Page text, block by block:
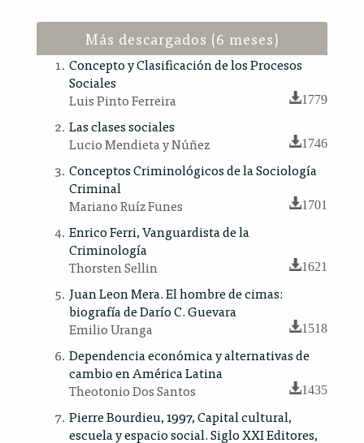
Más descargados (6 meses)
Concepto y Clasificación de los Procesos
Sociales
Luis Pinto Ferreira
1779
Las clases sociales
Lucio Mendieta y Núñez
1746
Conceptos Criminológicos de la Sociología
Criminal
Mariano Ruíz Funes
1701
Enrico Ferri, Vanguardista de la
Criminología
Thorsten Sellin
1621
Juan Leon Mera. El hombre de cimas:
biografía de Darío C. Guevara
Emilio Uranga
1518
Dependencia económica y alternativas de
cambio en América Latina
Theotonio Dos Santos
1435
Pierre Bourdieu, 1997, Capital cultural,
escuela y espacio social. Siglo XXI Editores,